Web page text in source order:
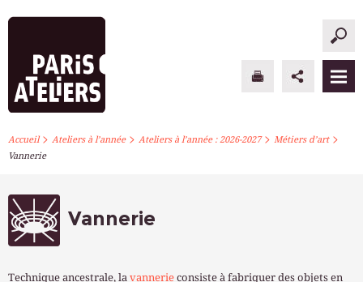
PARIS ATELIERS
ATELIERS À L’ANNÉE
Accueil> Ateliers à l’année> Ateliers à l’année : 2026-2027> Métiers d’art>
Vannerie
Vannerie
Technique ancestrale, la vannerie consiste à fabriquer des objets en